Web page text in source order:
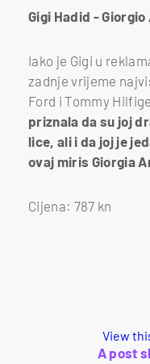
Gigi Hadid -
Iako je Gigi u
zadnje vrijeme
Ford i Tommy
priznala da su joj
lice, ali i da joj je
ovaj miris Giorgia
Cijena: 787 kn
View
A post